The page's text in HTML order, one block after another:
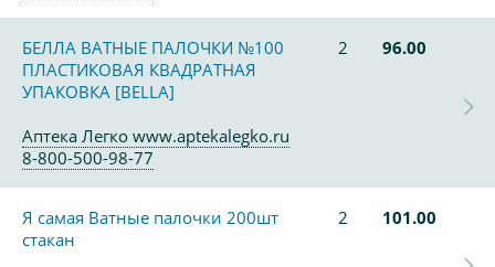
БЕЛЛА ВАТНЫЕ ПАЛОЧКИ №100
ПЛАСТИКОВАЯ КВАДРАТНАЯ
УПАКОВКА [BELLA]
2 96.00
Аптека Легко www.aptekalegko.ru
8-800-500-98-77
Я самая Ватные палочки 200шт
стакан
2 101.00